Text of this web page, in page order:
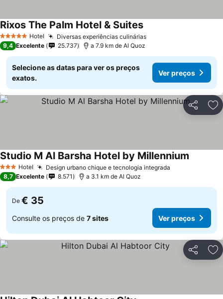
5 Estrelas Hotel Diversas experiências culináriasVer preços
Rixos The Palm Hotel & SuitesVer preços
9,4 Excelente 25.737 a 7.9 km de Al Quoz
Selecione as datas para ver os preços
exatos.
Ver preços
Partilhar
3 EstrelasHotel Design urbano chique e tecnologia integrada
Studio M Al Barsha Hotel by Millennium
8,7 Excelente 8.571 a 3.1 km de Al Quoz
De € 35
Consulte os preços de 7 sites Ver preços
Partilhar